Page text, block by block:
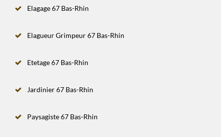
Elagage 67 Bas-Rhin
Elagueur Grimpeur 67 Bas-Rhin
Etetage 67 Bas-Rhin
Jardinier 67 Bas-Rhin
Paysagiste 67 Bas-Rhin